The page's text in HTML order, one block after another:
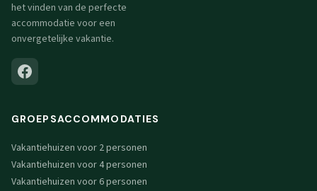
het vinden van de perfecte
accommodatie voor een
onvergetelijke vakantie.
GROEPSACCOMMODATIES
Vakantiehuizen voor 2 personen
Vakantiehuizen voor 4 personen
Vakantiehuizen voor 6 personen